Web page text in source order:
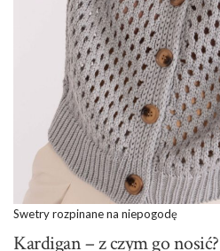
Swetry rozpinane na niepogodę
Kardigan – z czym go nosić?